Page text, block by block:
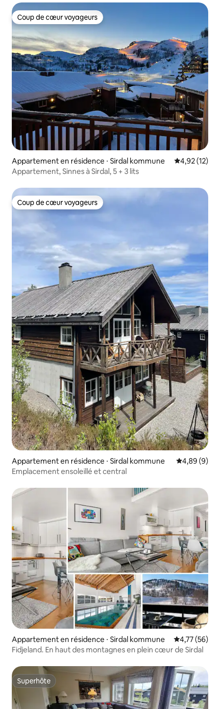
Coup de cœur voyageurs
Coup de cœur voyageurs
Appartement en résidence ⋅ Sirdal kommune Évaluation
4,92 (12)
Appartement, Sinnes à Sirdal, 5 + 3 lits
Coup de cœur voyageurs
Coup de cœur voyageurs
Appartement en résidence ⋅ Sirdal kommune Évaluation
4,89 (9)
Emplacement ensoleillé et central
Appartement en résidence ⋅ Sirdal kommune Évaluation
4,77 (56)
Fidjeland. En haut des montagnes en plein cœur de Sirdal
Superhôte
Superhôte